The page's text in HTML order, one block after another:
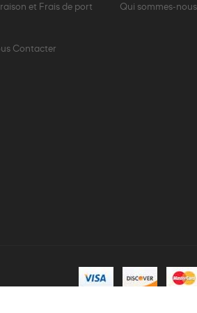
et Frais de port Qui sommes-
Contacter